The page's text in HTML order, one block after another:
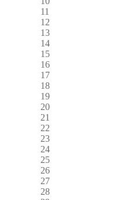
11
12
13
14
15
16
17
18
19
20
21
22
23
24
25
26
27
28